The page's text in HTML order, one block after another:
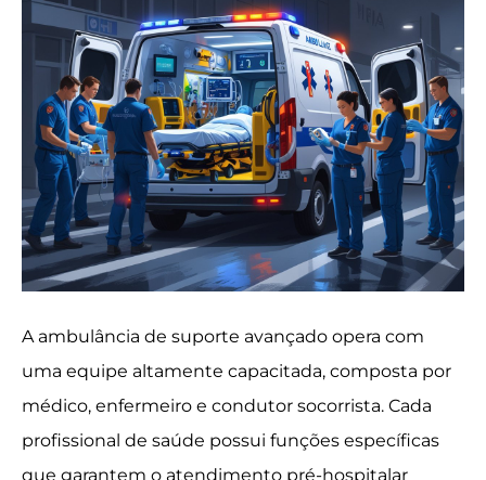
A ambulância de suporte avançado opera com
uma equipe altamente capacitada, composta por
médico, enfermeiro e condutor socorrista. Cada
profissional de saúde possui funções específicas
que garantem o atendimento pré-hospitalar